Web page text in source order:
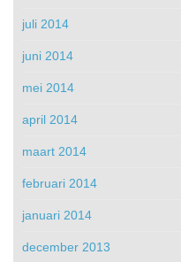
juli 2014
juni 2014
mei 2014
april 2014
maart 2014
februari 2014
januari 2014
december 2013